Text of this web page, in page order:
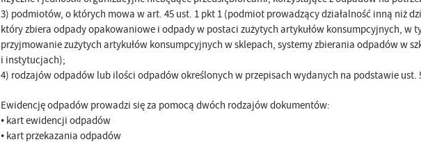
3) podmiotów, o których mowa w art. 45 ust. 1 pkt 1 (podmiot prowadzący działalność inną niż
który zbiera odpady opakowaniowe i odpady w postaci zużytych artykułów konsumpcyjnych, w
przyjmowanie zużytych artykułów konsumpcyjnych w sklepach, systemy zbierania odpadów w
i instytucjach);
4) rodzajów odpadów lub ilości odpadów określonych w przepisach wydanych na podstawie ust.
Ewidencję odpadów prowadzi się za pomocą dwóch rodzajów dokumentów:
• kart ewidencji odpadów
• kart przekazania odpadów